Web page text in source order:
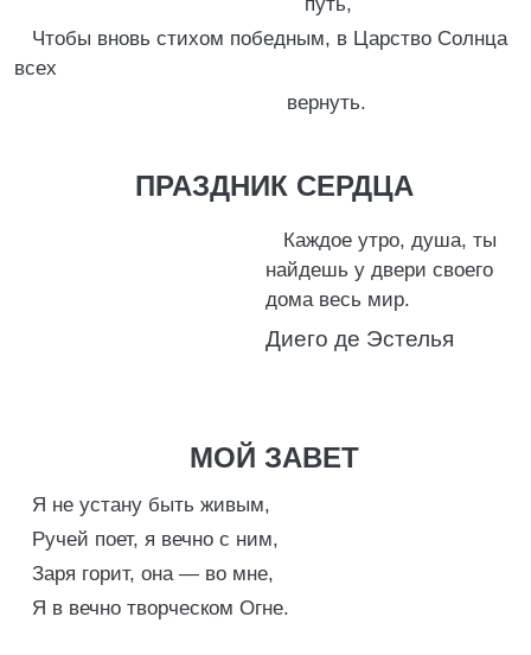
Чтобы вновь стихом победным, в Царство Солнца
всех
вернуть.
ПРАЗДНИК СЕРДЦА
Каждое утро, душа, ты
найдешь у двери своего
дома весь мир.
Диего де Эстелья
МОЙ ЗАВЕТ
Я не устану быть живым,
Ручей поет, я вечно с ним,
Заря горит, она — во мне,
Я в вечно творческом Огне.